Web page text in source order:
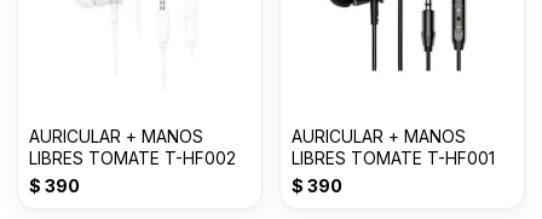
AURICULAR + MANOS
LIBRES TOMATE T-HF002
$ 390
AURICULAR + MANOS
LIBRES TOMATE T-HF001
$ 390